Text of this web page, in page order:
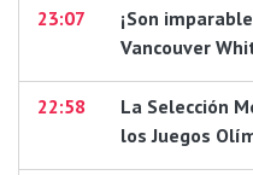
23:07
¡Son
Vancouver
22:58
La Selección
los Juegos